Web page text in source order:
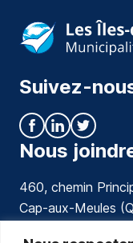
Suivez-
Nous
460, chemin
Cap-aux-Meules